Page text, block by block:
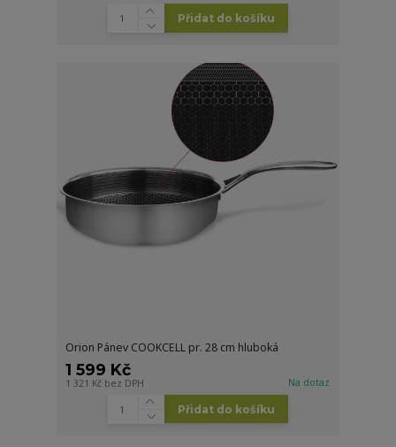
Přidat do košíku
Orion Pánev COOKCELL pr. 28 cm hluboká
1 599 Kč
1 321 Kč bez DPH Na dotaz
Přidat do košíku